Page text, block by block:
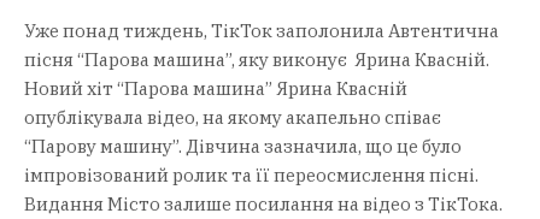
Уже понад тиждень, ТікТок заполонила Автентична
пісня “Парова машина”, яку виконує Ярина Квасній.
Новий хіт “Парова машина” Ярина Квасній
опублікувала відео, на якому акапельно співає
“Парову машину”. Дівчина зазначила, що це було
імпровізований ролик та її переосмислення пісні.
Видання Місто залише посилання на відео з ТікТока.